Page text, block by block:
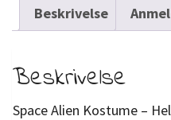
Beskrivelse
Beskrivelse
Space Alien Kostume –